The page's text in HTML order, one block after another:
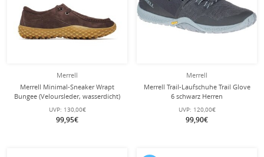
Merrell
Merrell Minimal-Sneaker Wrapt
Bungee (Veloursleder, wasserdicht)
UVP: 130,00€
99,95€
Merrell
Merrell Trail-Laufschuhe Trail Glove
6 schwarz Herren
UVP: 120,00€
99,90€